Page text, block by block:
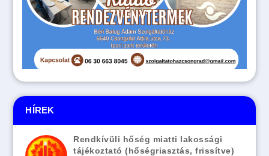
HÍREK
Rendkívüli hőség miatti lakossági
tájékoztató (hőségriasztás, frissítve)